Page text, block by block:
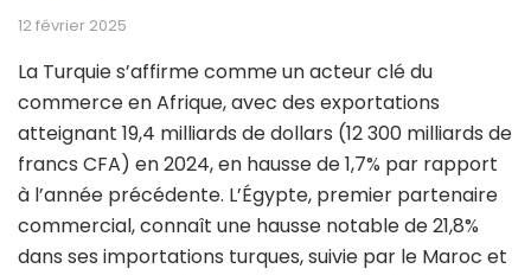
12 février 2025
La Turquie s’affirme comme un acteur clé du
commerce en Afrique, avec des exportations
atteignant 19,4 milliards de dollars (12 300 milliards de
francs CFA) en 2024, en hausse de 1,7% par rapport
à l’année précédente. L’Égypte, premier partenaire
commercial, connaît une hausse notable de 21,8%
dans ses importations turques, suivie par le Maroc et